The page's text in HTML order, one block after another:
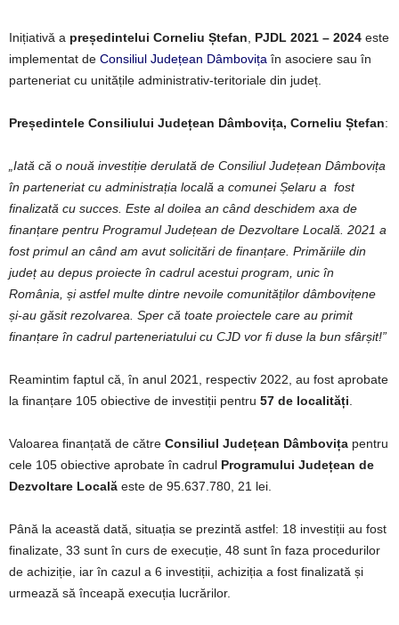
Inițiativă a președintelui Corneliu Ștefan, PJDL 2021 – 2024 este
implementat de Consiliul Județean Dâmbovița în asociere sau în
parteneriat cu unitățile administrativ-teritoriale din județ.
Președintele Consiliului Județean Dâmbovița, Corneliu Ștefan:
„Iată că o nouă investiție derulată de Consiliul Județean Dâmbovița
în parteneriat cu administrația locală a comunei Șelaru a fost
finalizată cu succes. Este al doilea an când deschidem axa de
finanțare pentru Programul Județean de Dezvoltare Locală. 2021 a
fost primul an când am avut solicitări de finanțare. Primăriile din
județ au depus proiecte în cadrul acestui program, unic în
România, și astfel multe dintre nevoile comunităților dâmbovițene
și-au găsit rezolvarea. Sper că toate proiectele care au primit
finanțare în cadrul parteneriatului cu CJD vor fi duse la bun sfârșit!”
Reamintim faptul că, în anul 2021, respectiv 2022, au fost aprobate
la finanțare 105 obiective de investiții pentru 57 de localități.
Valoarea finanțată de către Consiliul Județean Dâmbovița pentru
cele 105 obiective aprobate în cadrul Programului Județean de
Dezvoltare Locală este de 95.637.780, 21 lei.
Până la această dată, situația se prezintă astfel: 18 investiții au fost
finalizate, 33 sunt în curs de execuție, 48 sunt în faza procedurilor
de achiziție, iar în cazul a 6 investiții, achiziția a fost finalizată și
urmează să înceapă execuția lucrărilor.